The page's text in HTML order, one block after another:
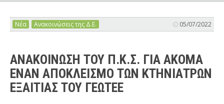
Νέα Ανακοινώσεις της Δ.Ε. 05/07/2022
ΑΝΑΚΟΙΝΩΣΗ ΤΟΥ Π.Κ.Σ. ΓΙΑ ΑΚΟΜΑ
ΕΝΑΝ ΑΠΟΚΛΕΙΣΜΟ ΤΩΝ ΚΤΗΝΙΑΤΡΩΝ
ΕΞΑΙΤΙΑΣ ΤΟΥ ΓΕΩΤΕΕ